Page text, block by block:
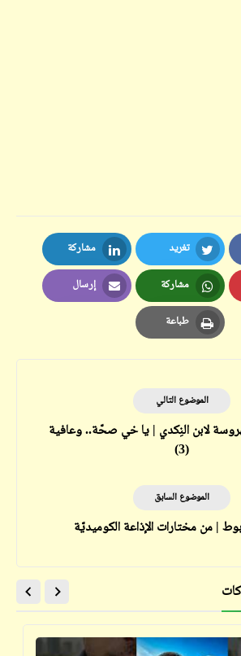
تغريد
Twitter
مشاركة
LinkedIn
مشاركة
Whatsapp
إرسال
Email
طباعة
Print
الموضوع التالي
لابن النِكدي | يا خي صحّة.. وعافية
(3)
الموضوع السابق
| من مختارات الإذاعة الكوميديّة